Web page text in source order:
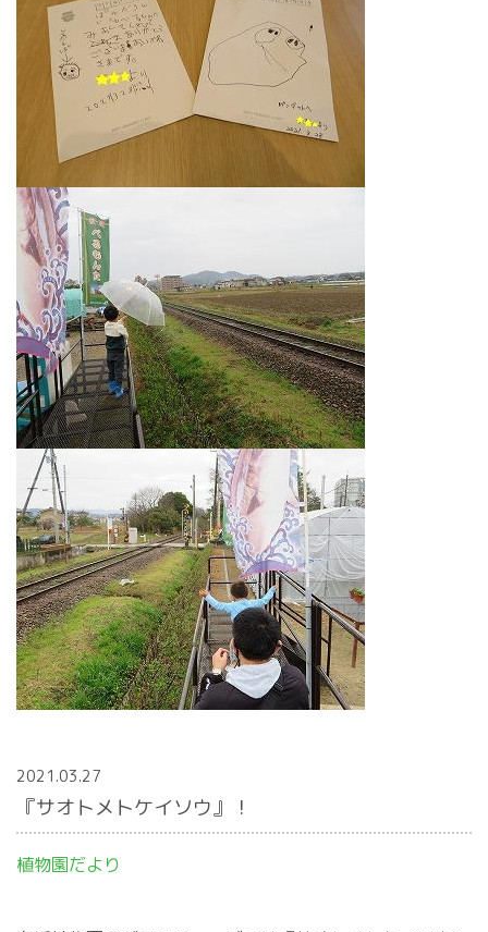
2021.03.27
『サオトメトケイソウ』！
植物園だより